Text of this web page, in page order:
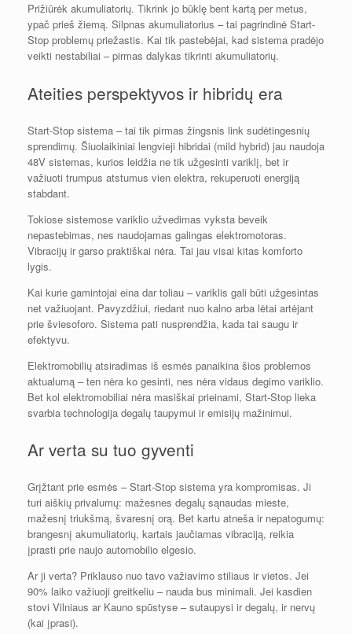
Prižiūrėk akumuliatorių. Tikrink jo būklę bent kartą per metus,
ypač prieš žiemą. Silpnas akumuliatorius – tai pagrindinė Start-
Stop problemų priežastis. Kai tik pastebėjai, kad sistema pradėjo
veikti nestabiliai – pirmas dalykas tikrinti akumuliatorių.
Ateities perspektyvos ir hibridų era
Start-Stop sistema – tai tik pirmas žingsnis link sudėtingesnių
sprendimų. Šiuolaikiniai lengvieji hibridai (mild hybrid) jau naudoja
48V sistemas, kurios leidžia ne tik užgesinti variklį, bet ir
važiuoti trumpus atstumus vien elektra, rekuperuoti energiją
stabdant.
Tokiose sistemose variklio užvedimas vyksta beveik
nepastebimas, nes naudojamas galingas elektromotoras.
Vibracijų ir garso praktiškai nėra. Tai jau visai kitas komforto
lygis.
Kai kurie gamintojai eina dar toliau – variklis gali būti užgesintas
net važiuojant. Pavyzdžiui, riedant nuo kalno arba lėtai artėjant
prie šviesoforo. Sistema pati nusprendžia, kada tai saugu ir
efektyvu.
Elektromobilių atsiradimas iš esmės panaikina šios problemos
aktualumą – ten nėra ko gesinti, nes nėra vidaus degimo variklio.
Bet kol elektromobiliai nėra masiškai prieinami, Start-Stop lieka
svarbia technologija degalų taupymui ir emisijų mažinimui.
Ar verta su tuo gyventi
Grįžtant prie esmės – Start-Stop sistema yra kompromisas. Ji
turi aiškių privalumų: mažesnes degalų sąnaudas mieste,
mažesnį triukšmą, švaresnį orą. Bet kartu atneša ir nepatogumų:
brangesnį akumuliatorių, kartais jaučiamas vibraciją, reikia
įprasti prie naujo automobilio elgesio.
Ar ji verta? Priklauso nuo tavo važiavimo stiliaus ir vietos. Jei
90% laiko važiuoji greitkeliu – nauda bus minimali. Jei kasdien
stovi Vilniaus ar Kauno spūstyse – sutaupysi ir degalų, ir nervų
(kai įprasi).